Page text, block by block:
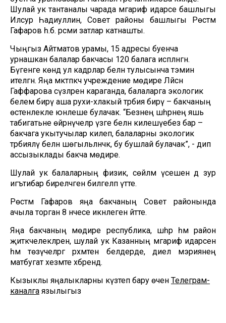
Шулай ук тантаналы чарада мәгариф идарәсе башлыгы
Илсур Һадиуллин, Совет районы башлыгы Рөстәм
Гафаров һ.б. рәсми затлар катнашты.
Чыңгыз Айтматов урамы, 15 адресы буенча
урнашкан балалар бакчасы 120 балага исәпләнгән.
Бүгенге көндә ул кадрлар белән тулысынча тәэмин
ителгән. Яңа мәктәпкәчә учреждение мөдире Ләйсән
Гаффарова сүзләренә караганда, балаларга экологик
белем бирү аша рухи-әхлакый тәрбия бирү – бакчаның
өстенлекле юнәлеше булачак. “Безнең шәһәрнең яшь
табигатьне өйрәнүчеләр үзәге белән килешүебез бар –
бакчага укытучылар килеп, балаларны экологик
тәрбияләү белән шөгыльләнәчәк, бу бушлай булачак”, - дип
ассызыклады бакча мөдире.
Шулай ук балаларның физик, сөйләм үсешенә дә зур
игътибар биреләчәген билгеләп үтте.
Рөстәм Гафаров яңа бакчаның Совет районында
ачыла торган 8 нчесе икәнлеген әйтте.
Яңа бакчаның мөдире республика, шәһәр һәм район
җитәкчелекләренә, шулай ук Казанның мәгариф идарәсенә
һәм төзүчеләргә рәхмәтен белдерде, диелә мэриянең
матбугат хезмәте хәбәрендә.
Кызыклы яңалыкларны күзәтеп бару өчен Телеграм-
каналга язылыгыз